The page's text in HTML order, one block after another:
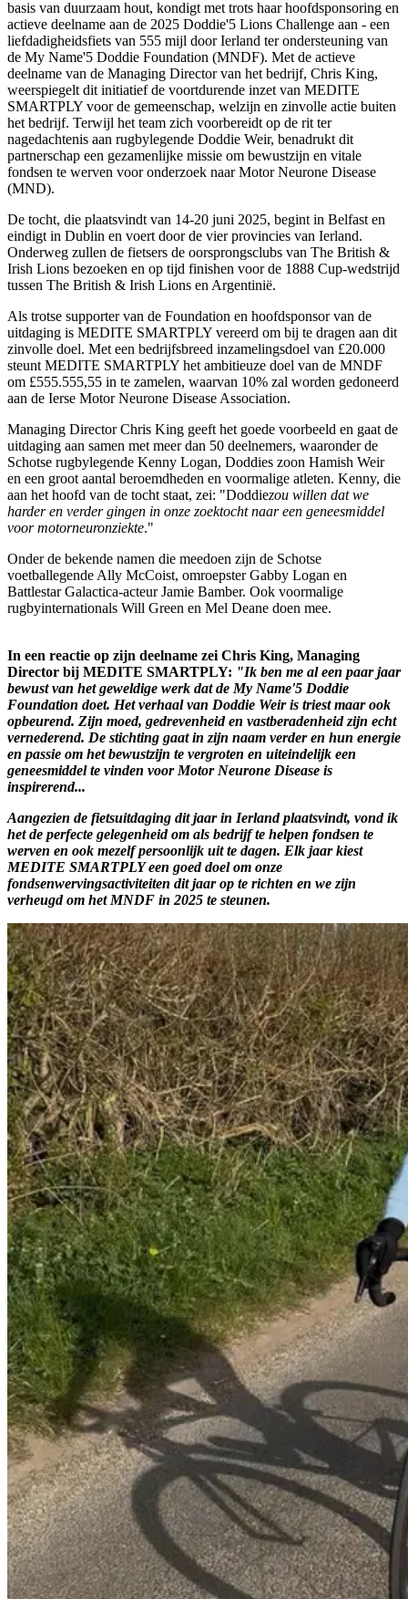
basis van duurzaam hout, kondigt met trots haar hoofdsponsoring en
actieve deelname aan de 2025 Doddie'5 Lions Challenge aan - een
liefdadigheidsfiets van 555 mijl door Ierland ter ondersteuning van
de My Name'5 Doddie Foundation (MNDF). Met de actieve
deelname van de Managing Director van het bedrijf, Chris King,
weerspiegelt dit initiatief de voortdurende inzet van MEDITE
SMARTPLY voor de gemeenschap, welzijn en zinvolle actie buiten
het bedrijf. Terwijl het team zich voorbereidt op de rit ter
nagedachtenis aan rugbylegende Doddie Weir, benadrukt dit
partnerschap een gezamenlijke missie om bewustzijn en vitale
fondsen te werven voor onderzoek naar Motor Neurone Disease
(MND).
De tocht, die plaatsvindt van 14-20 juni 2025, begint in Belfast en
eindigt in Dublin en voert door de vier provincies van Ierland.
Onderweg zullen de fietsers de oorsprongsclubs van The British &
Irish Lions bezoeken en op tijd finishen voor de 1888 Cup-wedstrijd
tussen The British & Irish Lions en Argentinië.
Als trotse supporter van de Foundation en hoofdsponsor van de
uitdaging is MEDITE SMARTPLY vereerd om bij te dragen aan dit
zinvolle doel. Met een bedrijfsbreed inzamelingsdoel van £20.000
steunt MEDITE SMARTPLY het ambitieuze doel van de MNDF
om £555.555,55 in te zamelen, waarvan 10% zal worden gedoneerd
aan de Ierse Motor Neurone Disease Association.
Managing Director Chris King geeft het goede voorbeeld en gaat de
uitdaging aan samen met meer dan 50 deelnemers, waaronder de
Schotse rugbylegende Kenny Logan, Doddies zoon Hamish Weir
en een groot aantal beroemdheden en voormalige atleten. Kenny, die
aan het hoofd van de tocht staat, zei: "Doddiezou willen dat we
harder en verder gingen in onze zoektocht naar een geneesmiddel
voor motorneuronziekte."
Onder de bekende namen die meedoen zijn de Schotse
voetballegende Ally McCoist, omroepster Gabby Logan en
Battlestar Galactica-acteur Jamie Bamber. Ook voormalige
rugbyinternationals Will Green en Mel Deane doen mee.
In een reactie op zijn deelname zei Chris King, Managing
Director bij MEDITE SMARTPLY: "Ik ben me aleen paar jaar
bewust van het geweldige werk dat de My Name'5 Doddie
Foundation doet. Het verhaal van Doddie Weir is triest maar ook
opbeurend. Zijn moed, gedrevenheid en vastberadenheid zijn echt
vernederend. De stichting gaat in zijn naam verder en hun energie
en passie om het bewustzijn te vergroten en uiteindelijk een
geneesmiddel te vinden voor Motor Neurone Disease is
inspirerend...
Aangezien de fietsuitdaging dit jaar in Ierland plaatsvindt, vond ik
het de perfecte gelegenheid om als bedrijf te helpen fondsen te
werven en ook mezelf persoonlijk uit te dagen. Elk jaar kiest
MEDITE SMARTPLY een goed doel om onze
fondsenwervingsactiviteiten dit jaar op te richten en we zijn
verheugd om het MNDF in 2025 te steunen.